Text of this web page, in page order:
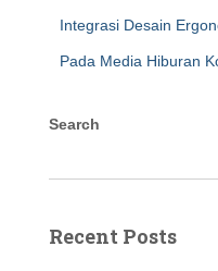
Integrasi Desain
Pada Media Hiburan
Search
Recent Posts